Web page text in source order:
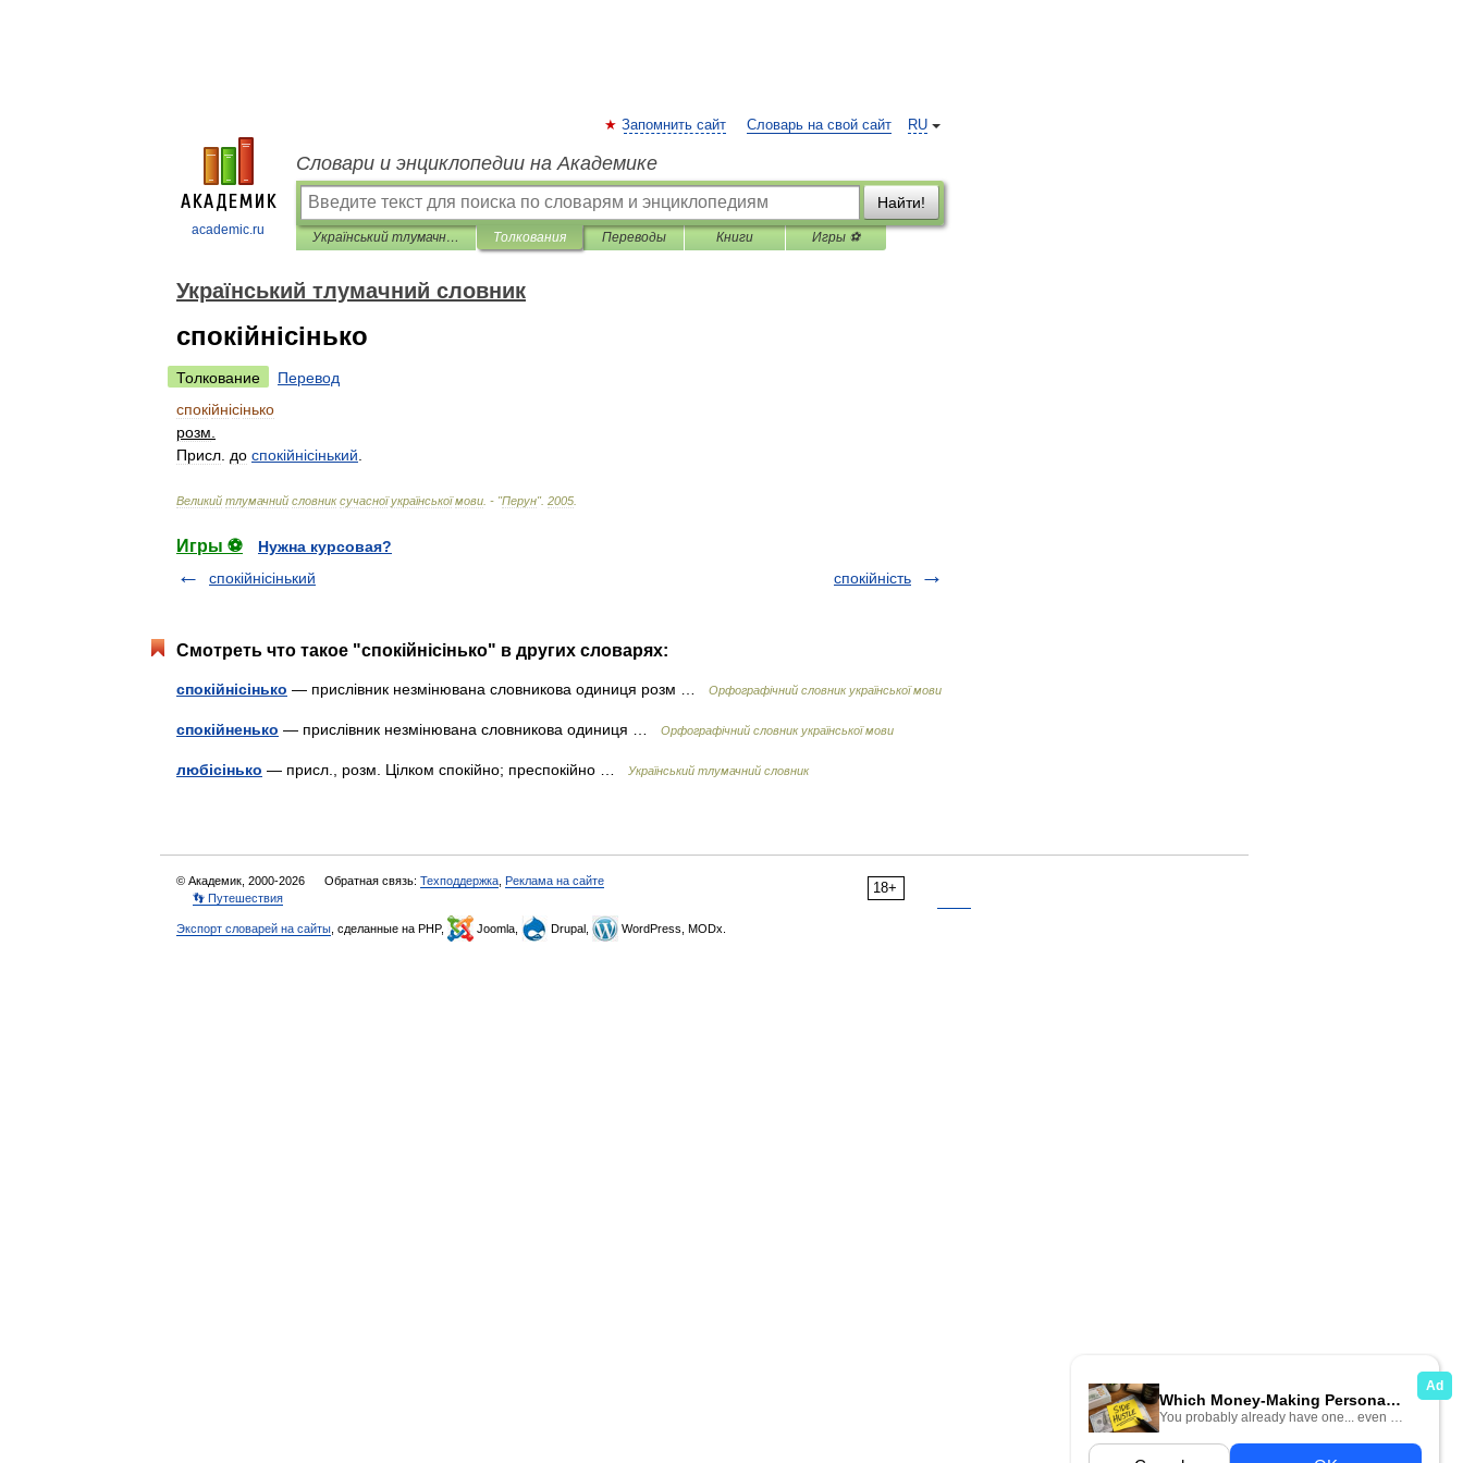
academic.ru
RU
Запомнить сайт Словарь на свой сайт
Словари и энциклопедии на Академике
Найти!
Український тлумачний словник Толкования Переводы Книги Игры ⚽
Український тлумачний словник
спокійнісінько
Толкование
Перевод
спокійнісінько
розм
Присл до спокійнісінький
Великий тлумачний словник сучасної української мови . - "Перун". 2005
Игры ⚽
Нужна курсовая?
спокійнісінький
спокійність
Смотреть что такое "спокійнісінько" в других словарях:
спокійнісінько — прислівник незмінювана словникова одиниця розм … Орфографічний словник української мови
спокійненько — прислівник незмінювана словникова одиниця … Орфографічний словник української мови
любісінько — присл., розм. Цілком спокійно; преспокійно … Український тлумачний словник
18+
© Академик, 2000-2026 Обратная связь: Техподдержка Реклама на сайте
👣 Путешествия
Экспорт словарей на сайты , сделанные на PHP, Joomla, Drupal, WordPress, MODx.